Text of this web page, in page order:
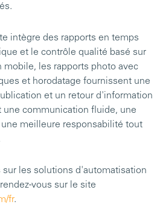
intègre des rapports en temps
et le contrôle qualité basé sur
mobile, les rapports photo avec
et horodatage fournissent une
et un retour d'information
une communication fluide, une
meilleure responsabilité tout
sur les solutions d'automatisation
vous sur le site
fr.